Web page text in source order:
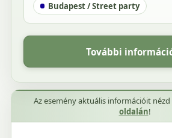
Budapest / Street party
További
Az esemény aktuális információit nézd
oldalán!